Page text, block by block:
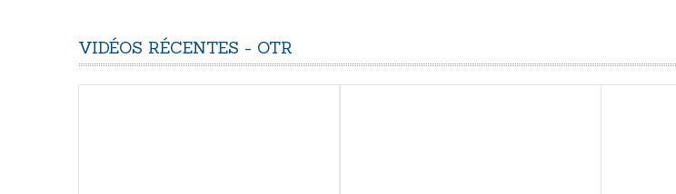
VIDÉOS RÉCENTES - OTR